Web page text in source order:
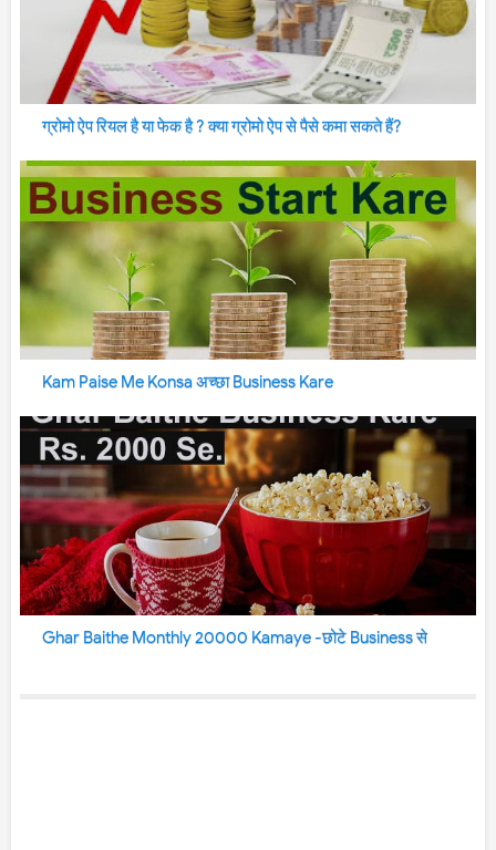
ग्रोमो ऐप रियल है या फेक है ? क्या ग्रोमो ऐप से पैसे कमा सकते हैं?
Kam Paise Me Konsa अच्छा Business Kare
Ghar Baithe Monthly 20000 Kamaye -छोटे Business से